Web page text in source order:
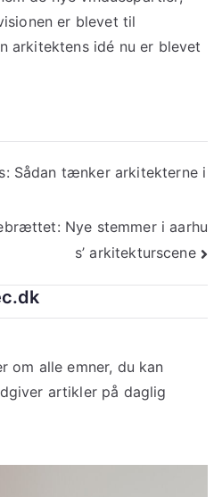
er blevet til
arkitektens idé nu er blevet
Sådan tænker arkitekterne i
Nye stemmer i aarhu
s’ arkitekturscene
om alle emner, du kan
artikler på daglig